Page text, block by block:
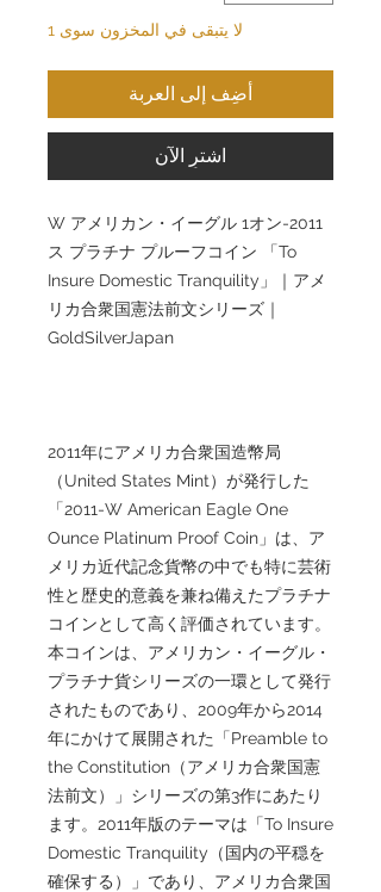
لا يتبقى في المخزون سوى 1
أضِف إلى العربة
اشترِ الآن
2011-W アメリカン・イーグル 1オン
ス プラチナ プルーフコイン 「To
Insure Domestic Tranquility」｜アメ
リカ合衆国憲法前文シリーズ｜
GoldSilverJapan
2011年にアメリカ合衆国造幣局
（United States Mint）が発行した
「2011-W American Eagle One
Ounce Platinum Proof Coin」は、ア
メリカ近代記念貨幣の中でも特に芸術
性と歴史的意義を兼ね備えたプラチナ
コインとして高く評価されています。
本コインは、アメリカン・イーグル・
プラチナ貨シリーズの一環として発行
されたものであり、2009年から2014
年にかけて展開された「Preamble to
the Constitution（アメリカ合衆国憲
法前文）」シリーズの第3作にあたり
ます。2011年版のテーマは「To Insure
Domestic Tranquility（国内の平穏を
確保する）」であり、アメリカ合衆国